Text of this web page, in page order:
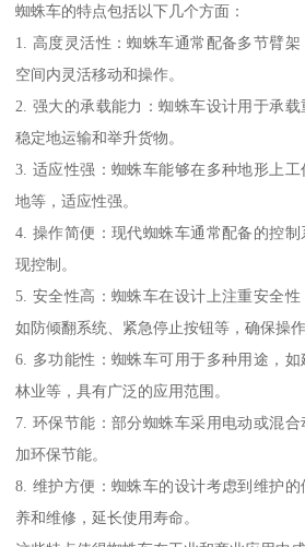
蜘蛛车的特点包括以下几个方面：
1. 高度灵活性：蜘蛛车通常配备多节臂
空间内灵活移动和操作。
2. 强大的承载能力：蜘蛛车设计用于承
稳定地运输和举升货物。
3. 适应性强：蜘蛛车能够在多种地形上
地等，适应性强。
4. 操作简便：现代蜘蛛车通常配备的控
现控制。
5. 安全性高：蜘蛛车在设计上注重安全性
如防倾翻系统、紧急停止按钮等，确保操作
6. 多功能性：蜘蛛车可用于多种用途，如
林业等，具有广泛的应用范围。
7. 环保节能：部分蜘蛛车采用电动或混
加环保节能。
8. 维护方便：蜘蛛车的设计考虑到维护
养和维修，延长使用寿命。